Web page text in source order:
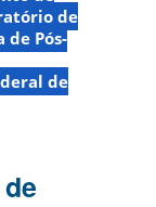
de
de Pós-
de